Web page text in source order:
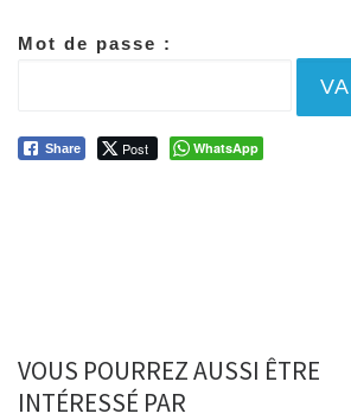
Mot de passe :
Share Post WhatsApp
VOUS POURREZ AUSSI ÊTRE
INTÉRESSÉ PAR